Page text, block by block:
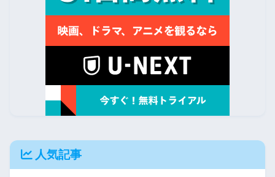
人気記事